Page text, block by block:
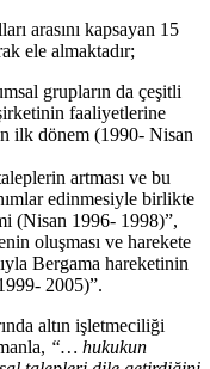
arasını kapsayan 15
ele almaktadır;
grupların da çeşitli
faaliyetlerine
ilk dönem (1990- Nisan
artması ve bu
edinmesiyle birlikte
(Nisan 1996- 1998)”,
oluşması ve harekete
Bergama hareketinin
2005)”.
altın işletmeciliği
“… hukukun